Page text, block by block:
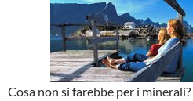
Cosa non si farebbe per i